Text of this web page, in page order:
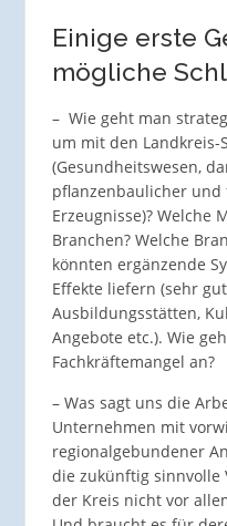
Einige erste
mögliche
– Wie geht man
um mit den Landkreis-
(Gesundheitswesen,
pflanzenbaulicher
Erzeugnisse)? Welche
Branchen? Welche
könnten ergänzende
Effekte liefern (sehr
Ausbildungsstätten,
Angebote etc.). Wie
Fachkräftemangel an?
– Was sagt uns die
Unternehmen mit
regionalgebundener
die zukünftig sinnvolle
der Kreis nicht vor